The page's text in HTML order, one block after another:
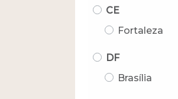
CE
Fortaleza
DF
Brasília